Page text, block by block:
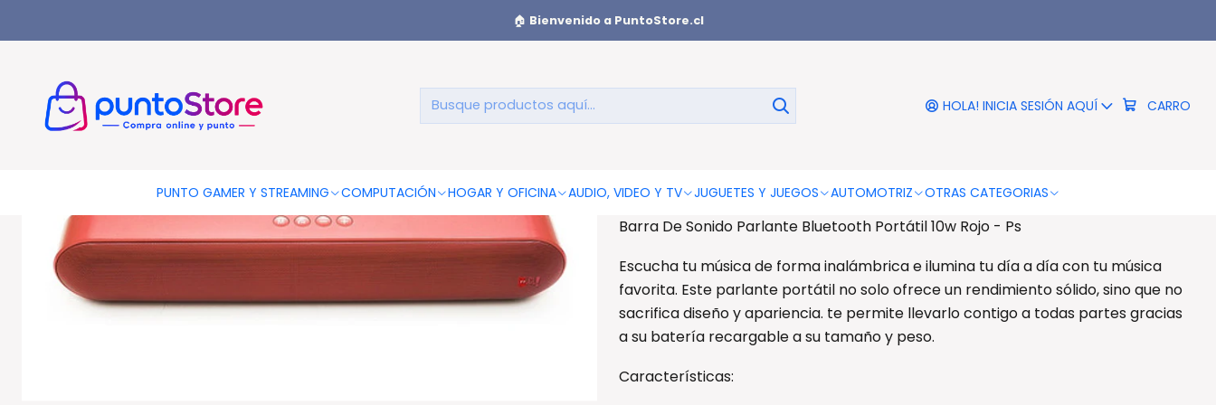
HOLA! INICIA SESIÓN AQUÍ CARRO
PUNTO GAMER Y STREAMING COMPUTACIÓN HOGAR Y OFICINA AUDIO, VIDEO Y TV JUGUETES Y JUEGOS AUTOMOTRIZ OTRAS CATEGORIAS
🏠 Bienvenido a PuntoStore.cl
Barra De Sonido Parlante Bluetooth Portátil 10w Rojo - Ps
Barra De Sonido Parlante Bluetooth
Portátil 10w Rojo - Ps
DESCRIPCIÓN
Barra De Sonido Parlante Bluetooth Portátil 10w Rojo - Ps
Escucha tu música de forma inalámbrica e ilumina tu día a día con tu música
favorita. Este parlante portátil no solo ofrece un rendimiento sólido, sino que no
sacrifica diseño y apariencia. te permite llevarlo contigo a todas partes gracias
a su batería recargable a su tamaño y peso.
Características: